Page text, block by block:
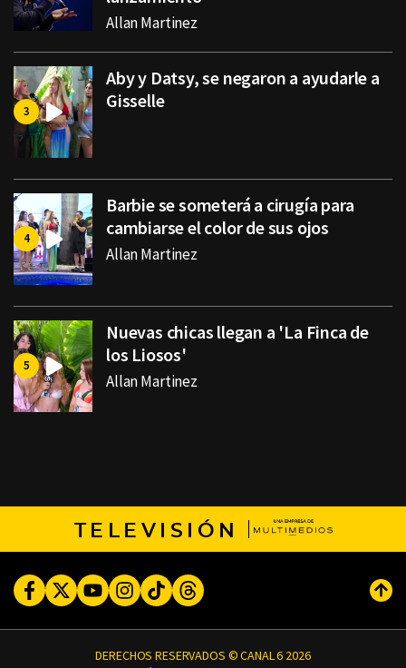
Allan Martinez
Aby y Datsy, se negaron a ayudarle a
Gisselle
Barbie se someterá a cirugía para
cambiarse el color de sus ojos
Allan Martinez
Nuevas chicas llegan a 'La Finca de
los Liosos'
Allan Martinez
TELEVISIÓN
FacebookTwitterYoutubeInstagram
TikTokThreads
DERECHOS RESERVADOS © CANAL 6 2026